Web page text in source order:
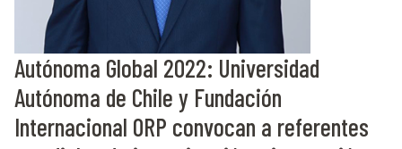
Autónoma Global 2022: Universidad
Autónoma de Chile y Fundación
Internacional ORP convocan a referentes